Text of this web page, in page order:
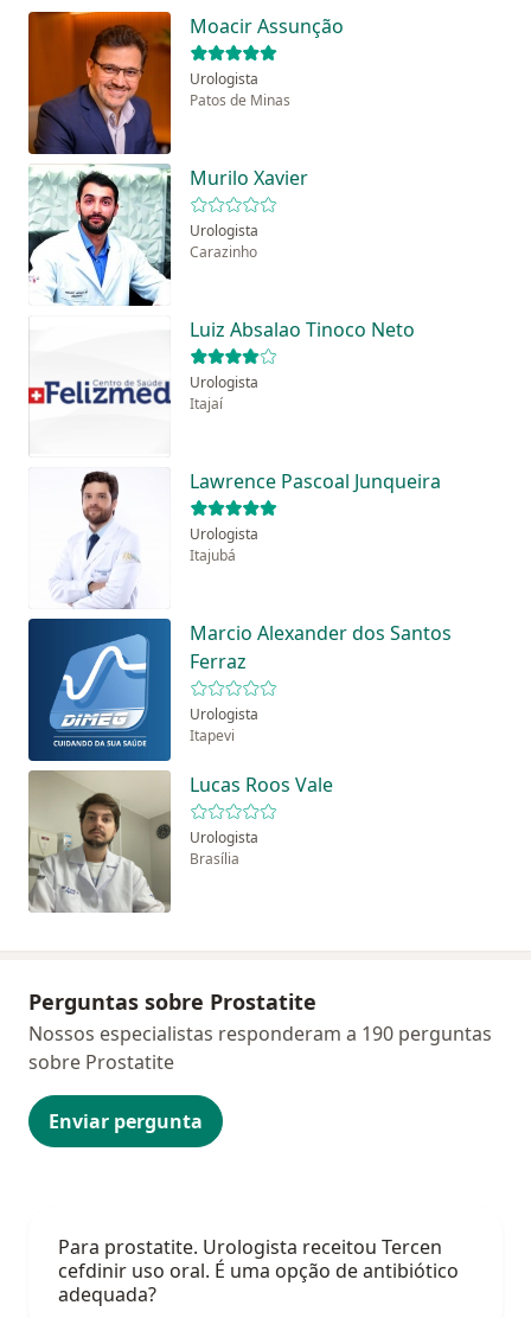
Moacir Assunção
Urologista
Patos de Minas
Murilo Xavier
Urologista
Carazinho
Luiz Absalao Tinoco Neto
Urologista
Itajaí
Lawrence Pascoal Junqueira
Urologista
Itajubá
Marcio Alexander dos Santos
Ferraz
Urologista
Itapevi
Lucas Roos Vale
Urologista
Brasília
Perguntas sobre Prostatite
Enviar pergunta
Nossos especialistas responderam a 190 perguntas
sobre Prostatite
Para prostatite. Urologista receitou Tercen
cefdinir uso oral. É uma opção de antibiótico
adequada?